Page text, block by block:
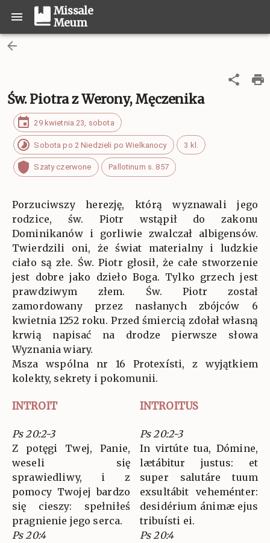
Missale
Meum
Św. Piotra z Werony, Męczenika
29 kwietnia 23, sobota
Sobota po 2 Niedzieli po Wielkanocy 3 kl.
Szaty czerwone Pallotinum s. 857
Porzuciwszy herezję, którą wyznawali jego
rodzice, św. Piotr wstąpił do zakonu
Dominikanów i gorliwie zwalczał albigensów.
Twierdzili oni, że świat materialny i ludzkie
ciało są złe. Św. Piotr głosił, że całe stworzenie
jest dobre jako dzieło Boga. Tylko grzech jest
prawdziwym złem. Św. Piotr został
zamordowany przez nasłanych zbójców 6
kwietnia 1252 roku. Przed śmiercią zdołał własną
krwią napisać na drodze pierwsze słowa
Wyznania wiary.
Msza wspólna nr 16 Protexísti, z wyjątkiem
kolekty, sekrety i pokomunii.
INTROIT INTROITUS
Ps 20:2-3
Z potęgi Twej, Panie,
weseli się
sprawiedliwy, i z
pomocy Twojej bardzo
się cieszy: spełniłeś
pragnienie jego serca.
Ps 20:4
Ps 20:2-3
In virtúte tua, Dómine,
lætábitur justus: et
super salutáre tuum
exsultábit veheménter:
desidérium ánimæ ejus
tribuísti ei.
Ps 20:4